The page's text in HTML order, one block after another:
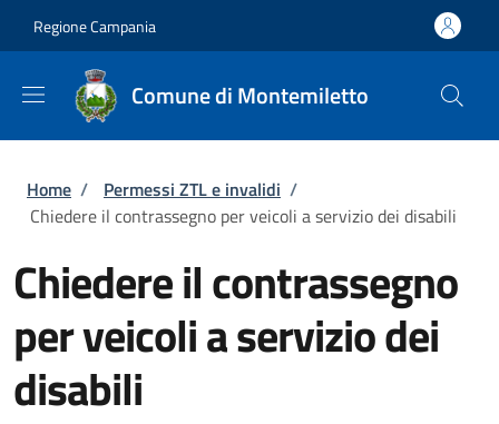
Regione Campania
Comune di Montemiletto
Briciole di pane
Home / Permessi ZTL e invalidi /
Chiedere il contrassegno per veicoli a servizio dei disabili
Chiedere il contrassegno
per veicoli a servizio dei
disabili